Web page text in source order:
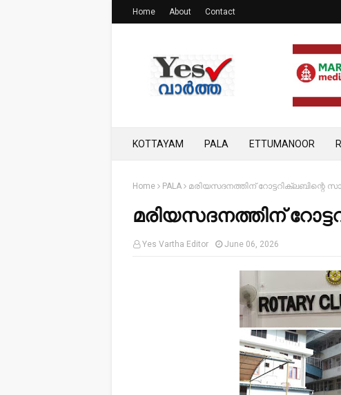
Home About Contact
KOTTAYAM PALA ETTUMANOOR
Home PALA മരിയസദനത്തിന് റോട്ടറിക്ലബിന്റെ
മരിയസദനത്തിന്
Yes Vartha Editor June 06, 2026